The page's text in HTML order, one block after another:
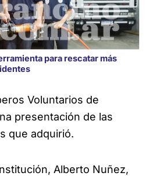
para rescatar más
Voluntarios de
presentación de las
que adquirió.
Alberto Nuñez,